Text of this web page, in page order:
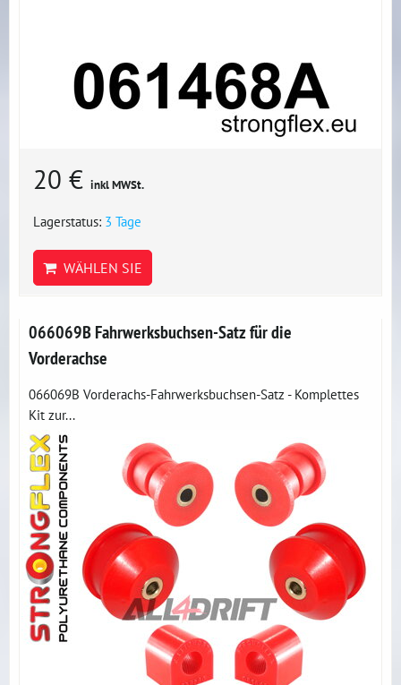
20 € inkl MWSt.
Lagerstatus: 3 Tage
WÄHLEN SIE
066069B Fahrwerksbuchsen-Satz für die
Vorderachse
066069B Vorderachs-Fahrwerksbuchsen-Satz - Komplettes
Kit zur...